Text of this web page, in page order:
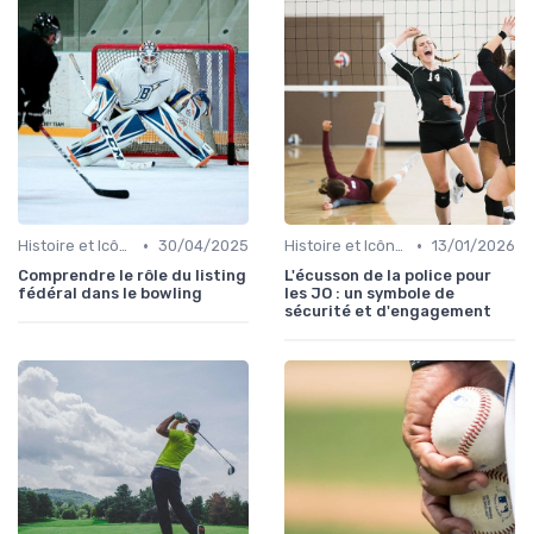
Histoire et Icônes du Sport • 30/04/2025
Comprendre le rôle du listing
fédéral dans le bowling
Histoire et Icônes du Sport • 13/01/2026
L'écusson de la police pour
les JO : un symbole de
sécurité et d'engagement